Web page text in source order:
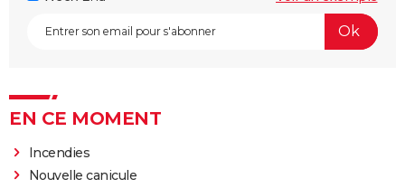
EN CE MOMENT
Incendies
Nouvelle canicule